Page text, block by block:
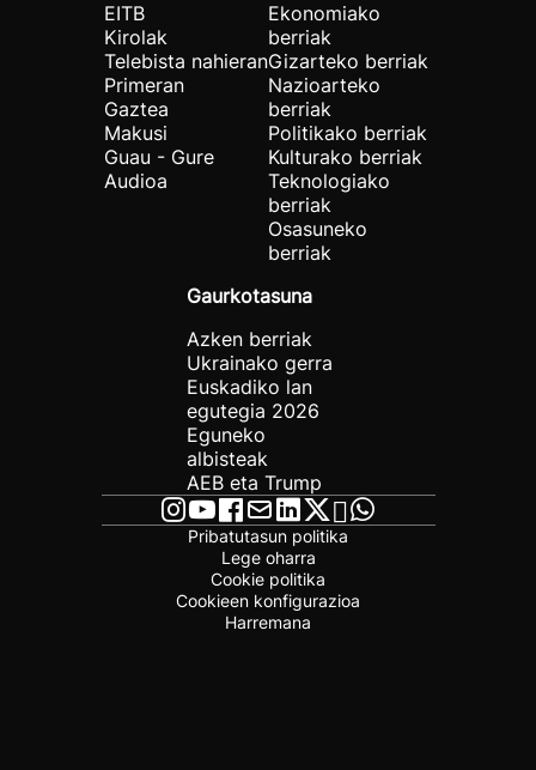
EITB
Kirolak
Telebista nahieran
Primeran
Gaztea
Makusi
Guau - Gure
Audioa
Ekonomiako
berriak
Gizarteko berriak
Nazioarteko
berriak
Politikako berriak
Kulturako berriak
Teknologiako
berriak
Osasuneko
berriak
Gaurkotasuna
Azken berriak
Ukrainako gerra
Euskadiko lan
egutegia 2026
Eguneko
albisteak
AEB eta Trump
Pribatutasun politika
Lege oharra
Cookie politika
Cookieen konfigurazioa
Harremana